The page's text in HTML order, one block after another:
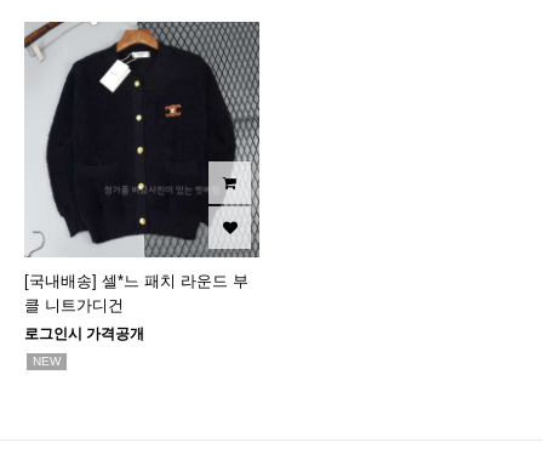
[국내배송] 셀*느 패치 라운드 부
클 니트가디건
로그인시 가격공개
NEW